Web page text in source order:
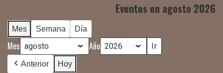
Eventos en agosto 2026
Mes Semana Día
Mes Año
Anterior Hoy